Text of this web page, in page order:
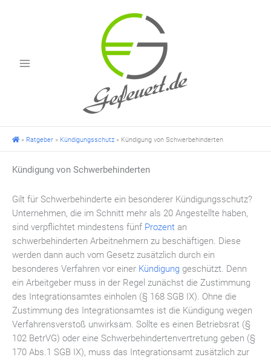
» Ratgeber » Kündigungsschutz » Kündigung von Schwerbehinderten
Kündigung von Schwerbehinderten
Gilt für Schwerbehinderte ein besonderer Kündigungsschutz?
Unternehmen, die im Schnitt mehr als 20 Angestellte haben,
sind verpflichtet mindestens fünf Prozent an
schwerbehinderten Arbeitnehmern zu beschäftigen. Diese
werden dann auch vom Gesetz zusätzlich durch ein
besonderes Verfahren vor einer Kündigung geschützt. Denn
ein Arbeitgeber muss in der Regel zunächst die Zustimmung
des Integrationsamtes einholen (§ 168 SGB IX). Ohne die
Zustimmung des Integrationsamtes ist die Kündigung wegen
Verfahrensverstoß unwirksam. Sollte es einen Betriebsrat (§
102 BetrVG) oder eine Schwerbehindertenvertretung geben (§
170 Abs.1 SGB IX), muss das Integrationsamt zusätzlich zur